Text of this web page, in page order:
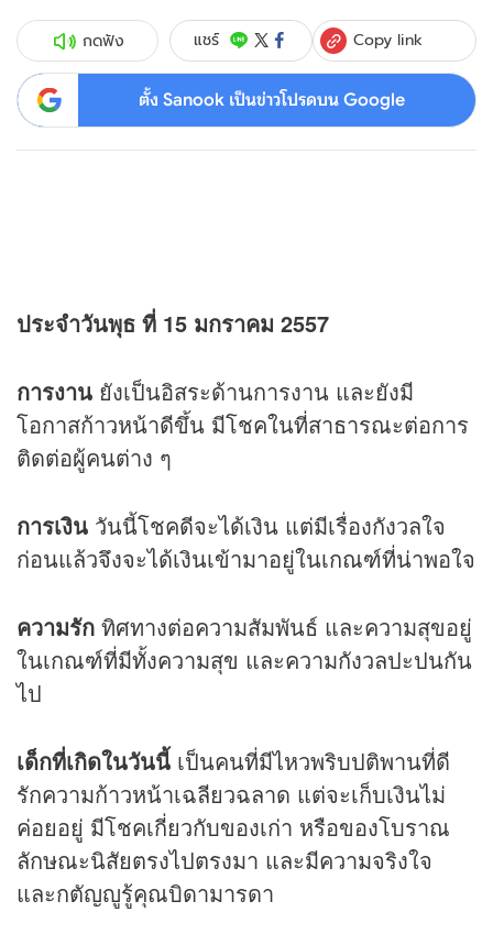
กดฟัง แชร์ Copy link
ตั้ง Sanook เป็นข่าวโปรดบน Google
ประจำวันพุธ ที่ 15 มกราคม 2557
การงาน ยังเป็นอิสระด้านการงาน และยังมี
โอกาสก้าวหน้าดีขึ้น มีโชคในที่สาธารณะต่อการ
ติดต่อผู้คนต่าง ๆ
การเงิน วันนี้โชคดีจะได้เงิน แต่มีเรื่องกังวลใจ
ก่อนแล้วจึงจะได้เงินเข้ามาอยู่ในเกณฑ์ที่น่าพอใจ
ความรัก ทิศทางต่อความสัมพันธ์ และความสุขอยู่
ในเกณฑ์ที่มีทั้งความสุข และความกังวลปะปนกัน
ไป
เด็กที่เกิดในวันนี้ เป็นคนที่มีไหวพริบปติพานที่ดี
รักความก้าวหน้าเฉลียวฉลาด แต่จะเก็บเงินไม่
ค่อยอยู่ มีโชคเกี่ยวกับของเก่า หรือของโบราณ
ลักษณะนิสัยตรงไปตรงมา และมีความจริงใจ
และกตัญญูรู้คุณบิดามารดา